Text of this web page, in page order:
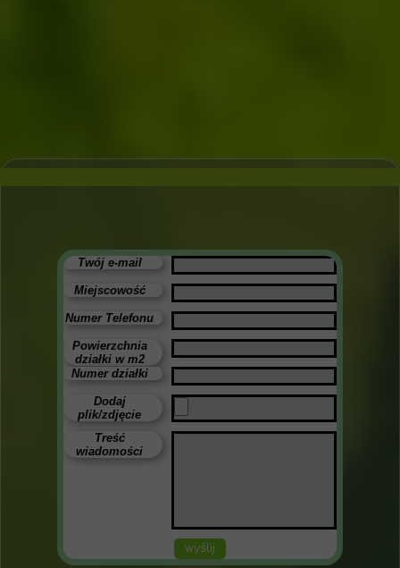
Twój e-mail
Miejscowość
Numer Telefonu
Powierzchnia
działki w m2
Numer działki
Dodaj
plik/zdjęcie
Treść
wiadomości
wyślij